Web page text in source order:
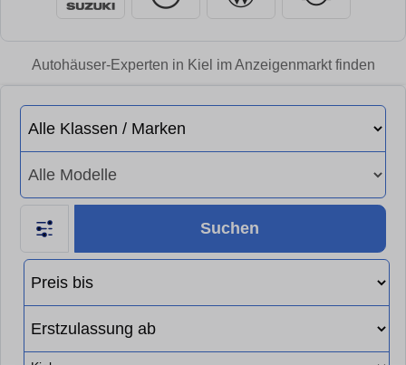
Autohäuser-Experten in Kiel im Anzeigenmarkt finden
Suchen